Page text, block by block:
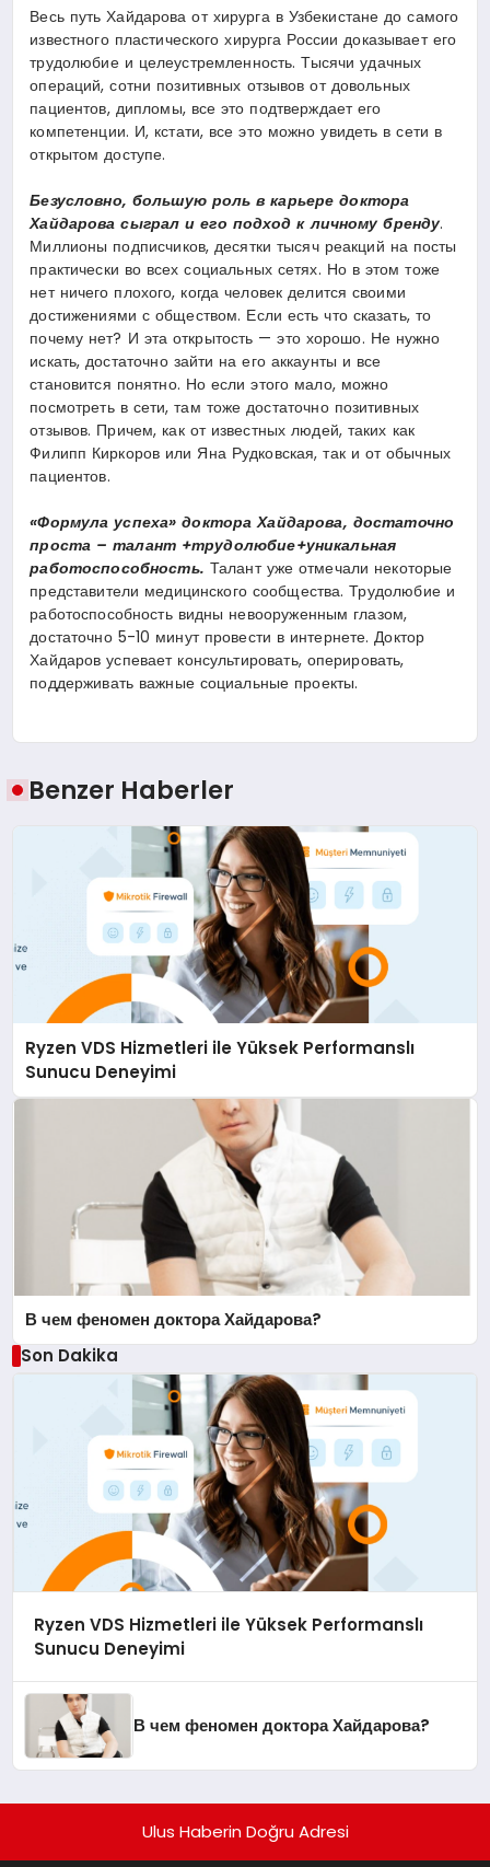
Весь путь Хайдарова от хирурга в Узбекистане до самого
известного пластического хирурга России доказывает его
трудолюбие и целеустремленность. Тысячи удачных
операций, сотни позитивных отзывов от довольных
пациентов, дипломы, все это подтверждает его
компетенции. И, кстати, все это можно увидеть в сети в
открытом доступе.
Безусловно, большую роль в карьере доктора
Хайдарова сыграл и его подход к личному бренду.
Миллионы подписчиков, десятки тысяч реакций на посты
практически во всех социальных сетях. Но в этом тоже
нет ничего плохого, когда человек делится своими
достижениями с обществом. Если есть что сказать, то
почему нет? И эта открытость — это хорошо. Не нужно
искать, достаточно зайти на его аккаунты и все
становится понятно. Но если этого мало, можно
посмотреть в сети, там тоже достаточно позитивных
отзывов. Причем, как от известных людей, таких как
Филипп Киркоров или Яна Рудковская, так и от обычных
пациентов.
«Формула успеха» доктора Хайдарова, достаточно
проста – талант +трудолюбие+уникальная
работоспособность. Талант уже отмечали некоторые
представители медицинского сообщества. Трудолюбие и
работоспособность видны невооруженным глазом,
достаточно 5-10 минут провести в интернете. Доктор
Хайдаров успевает консультировать, оперировать,
поддерживать важные социальные проекты.
Benzer Haberler
Ryzen VDS Hizmetleri ile Yüksek Performanslı
Sunucu Deneyimi
В чем феномен доктора Хайдарова?
Son Dakika
Ryzen VDS Hizmetleri ile Yüksek Performanslı
Sunucu Deneyimi
В чем феномен доктора Хайдарова?
Ulus Haberin Doğru Adresi